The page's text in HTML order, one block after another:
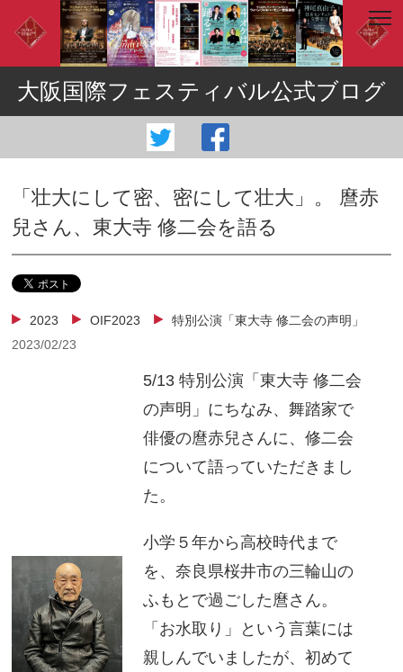
大阪国際フェスティバル公式ブログ
「壮大にして密、密にして壮大」。 麿赤
兒さん、東大寺 修二会を語る
2023 OIF2023
特別公演「東大寺 修二会の声明」
2023/02/23
5/13 特別公演「東大寺 修二会
の声明」にちなみ、舞踏家で
俳優の麿赤兒さんに、修二会
について語っていただきまし
た。
小学５年から高校時代まで
を、奈良県桜井市の三輪山の
ふもとで過ごした麿さん。
「お水取り」という言葉には
親しんでいましたが、初めて